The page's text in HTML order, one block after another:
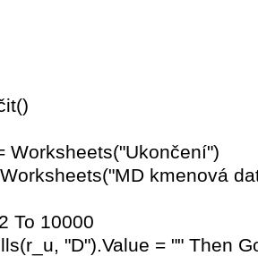
Worksheets("Ukončení")
kmenová
To 10000
"D").Value = "" Then